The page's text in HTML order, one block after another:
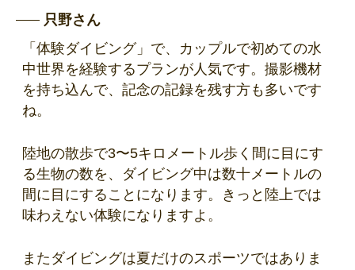
只野さん
「体験ダイビング」で、カップルで初めての水
中世界を経験するプランが人気です。撮影機材
を持ち込んで、記念の記録を残す方も多いです
ね。
陸地の散歩で3〜5キロメートル歩く間に目にす
る生物の数を、ダイビング中は数十メートルの
間に目にすることになります。きっと陸上では
味わえない体験になりますよ。
またダイビングは夏だけのスポーツではありま